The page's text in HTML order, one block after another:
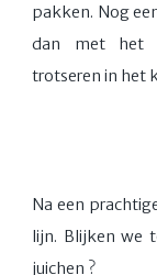
pakken. Nog
dan met het
trotseren in het
Na een
lijn. Blijken we
juichen ?